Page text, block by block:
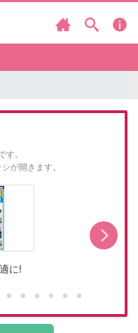
す。
が開きます。
に!